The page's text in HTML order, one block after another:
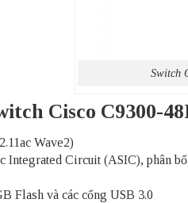
Switch
Cisco C9300-
Wave2)
Circuit (ASIC), phân
Flash và các cổng USB 3.0